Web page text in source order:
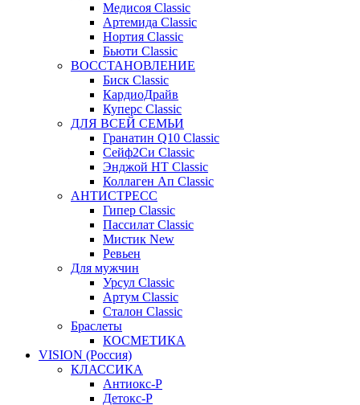
Медисоя Classic
Артемида Classic
Нортия Classic
Бьюти Classic
ВОССТАНОВЛЕНИЕ
Биск Classic
КардиоДрайв
Куперс Classic
ДЛЯ ВСЕЙ СЕМЬИ
Гранатин Q10 Classic
Сейф2Си Classic
Энджой НТ Classic
Коллаген Ап Classic
АНТИСТРЕСС
Гипер Classic
Пассилат Classic
Мистик New
Ревьен
Для мужчин
Урсул Classic
Артум Classic
Сталон Classic
Браслеты
КОСМЕТИКА
VISION (Россия)
КЛАССИКА
Антиокс-Р
Детокс-Р